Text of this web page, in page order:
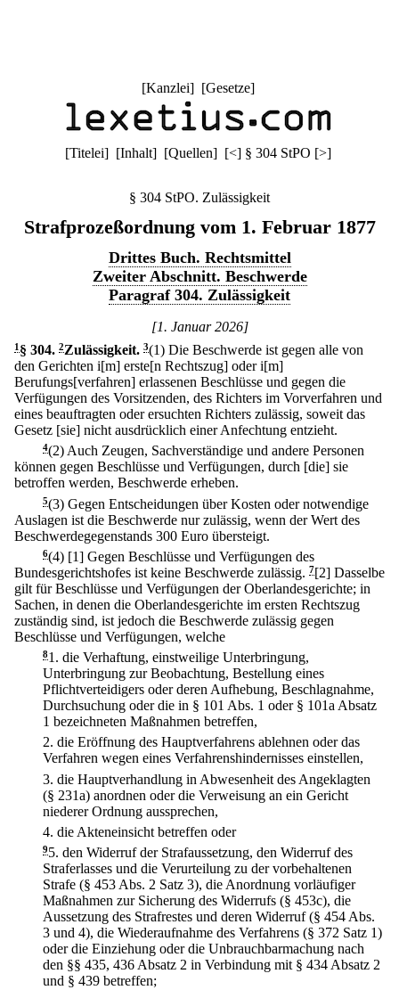
[Kanzlei] [Gesetze]
[Titelei] [Inhalt] [Quellen] [<] § 304 StPO [>]
§ 304 StPO. Zulässigkeit
Strafprozeßordnung vom 1. Februar 1877
Drittes Buch. Rechtsmittel
Zweiter Abschnitt. Beschwerde
Paragraf 304. Zulässigkeit
[1. Januar 2026]
1 § 304. 2Zulässigkeit. 3(1) Die Beschwerde ist gegen alle von
den Gerichten i[m] erste[n Rechtszug] oder i[m]
Berufungs[verfahren] erlassenen Beschlüsse und gegen die
Verfügungen des Vorsitzenden, des Richters im Vorverfahren und
eines beauftragten oder ersuchten Richters zulässig, soweit das
Gesetz [sie] nicht ausdrücklich einer Anfechtung entzieht.
4(2) Auch Zeugen, Sachverständige und andere Personen
können gegen Beschlüsse und Verfügungen, durch [die] sie
betroffen werden, Beschwerde erheben.
5(3) Gegen Entscheidungen über Kosten oder notwendige
Auslagen ist die Beschwerde nur zulässig, wenn der Wert des
Beschwerdegegenstands 300 Euro übersteigt.
6(4) [1] Gegen Beschlüsse und Verfügungen des
Bundesgerichtshofes ist keine Beschwerde zulässig. 7[2] Dasselbe
gilt für Beschlüsse und Verfügungen der Oberlandesgerichte; in
Sachen, in denen die Oberlandesgerichte im ersten Rechtszug
zuständig sind, ist jedoch die Beschwerde zulässig gegen
Beschlüsse und Verfügungen, welche
81. die Verhaftung, einstweilige Unterbringung,
Unterbringung zur Beobachtung, Bestellung eines
Pflichtverteidigers oder deren Aufhebung, Beschlagnahme,
Durchsuchung oder die in § 101 Abs. 1 oder § 101a Absatz
1 bezeichneten Maßnahmen betreffen,
2. die Eröffnung des Hauptverfahrens ablehnen oder das
Verfahren wegen eines Verfahrenshindernisses einstellen,
3. die Hauptverhandlung in Abwesenheit des Angeklagten
(§ 231a) anordnen oder die Verweisung an ein Gericht
niederer Ordnung aussprechen,
4. die Akteneinsicht betreffen oder
95. den Widerruf der Strafaussetzung, den Widerruf des
Straferlasses und die Verurteilung zu der vorbehaltenen
Strafe (§ 453 Abs. 2 Satz 3), die Anordnung vorläufiger
Maßnahmen zur Sicherung des Widerrufs (§ 453c), die
Aussetzung des Strafrestes und deren Widerruf (§ 454 Abs.
3 und 4), die Wiederaufnahme des Verfahrens (§ 372 Satz 1)
oder die Einziehung oder die Unbrauchbarmachung nach
den §§ 435, 436 Absatz 2 in Verbindung mit § 434 Absatz 2
und § 439 betreffen;